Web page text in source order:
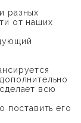
разных
от наших
всю
поставить его